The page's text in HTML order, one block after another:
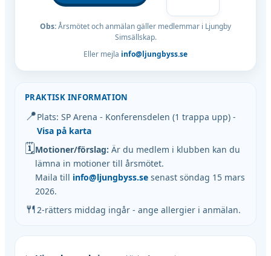
Obs:Årsmötet och anmälan gäller medlemmar i Ljungby
Simsällskap.
Eller mejla info@ljungbyss.se
PRAKTISK INFORMATION
📍Plats: SP Arena - Konferensdelen (1 trappa upp) -
Visa på karta
🗓Motioner/förslag: Är du medlem i klubben kan du
lämna in motioner till årsmötet.
Maila till info@ljungbyss.se senast söndag 15 mars
2026.
🍴2-rätters middag ingår - ange allergier i anmälan.